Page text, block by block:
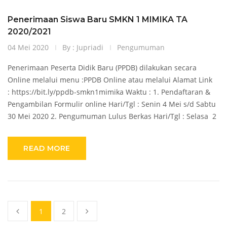
Penerimaan Siswa Baru SMKN 1 MIMIKA TA
2020/2021
04 Mei 2020
By : Jupriadi Pengumuman
Penerimaan Peserta Didik Baru (PPDB) dilakukan secara
Online melalui menu :PPDB Online atau melalui Alamat Link
: https://bit.ly/ppdb-smkn1mimika Waktu : 1. Pendaftaran &
Pengambilan Formulir online Hari/Tgl : Senin 4 Mei s/d Sabtu
30 Mei 2020 2. Pengumuman Lulus Berkas Hari/Tgl : Selasa 2
READ MORE
1 2